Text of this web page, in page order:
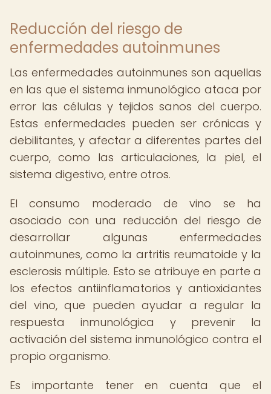
Reducción del riesgo de
enfermedades autoinmunes
Las enfermedades autoinmunes son aquellas
en las que el sistema inmunológico ataca por
error las células y tejidos sanos del cuerpo.
Estas enfermedades pueden ser crónicas y
debilitantes, y afectar a diferentes partes del
cuerpo, como las articulaciones, la piel, el
sistema digestivo, entre otros.
El consumo moderado de vino se ha
asociado con una reducción del riesgo de
desarrollar algunas enfermedades
autoinmunes, como la artritis reumatoide y la
esclerosis múltiple. Esto se atribuye en parte a
los efectos antiinflamatorios y antioxidantes
del vino, que pueden ayudar a regular la
respuesta inmunológica y prevenir la
activación del sistema inmunológico contra el
propio organismo.
Es importante tener en cuenta que el